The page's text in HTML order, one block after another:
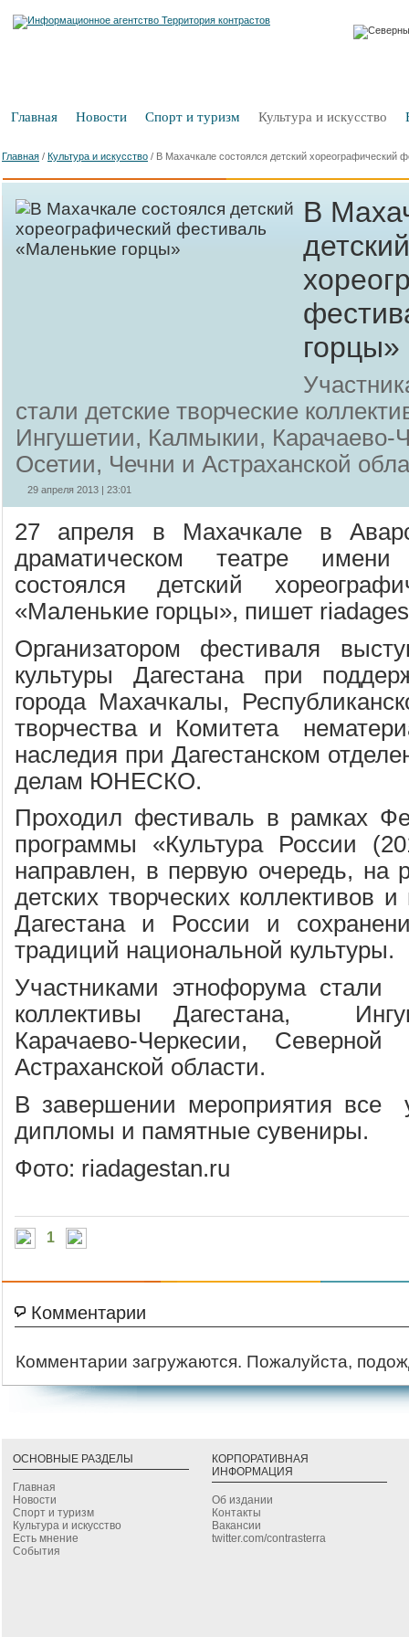
Главная Новости Спорт и туризм Культура и искусство
Главная / Культура и искусство / В Махачкале состоялся детский хореографический
В
детский
горцы»
стали детские творческие
Ингушетии, Калмыкии, Карачаево-
Осетии, Чечни и Астраханской
29 апреля 2013 | 23:01
27 апреля в Махачкале в
драматическом театре
состоялся детский
«Маленькие горцы», пишет
Организатором фестиваля
культуры Дагестана при
города Махачкалы,
творчества и Комитета
наследия при Дагестанском
делам ЮНЕСКО.
Проходил фестиваль в рамках
программы «Культура России
направлен, в первую очередь, на
детских творческих коллективов
Дагестана и России и
традиций национальной культуры.
Участниками этнофорума стали
коллективы Дагестана,
Карачаево-Черкесии,
Астраханской области.
В завершении мероприятия все
дипломы и памятные сувениры.
Фото: riadagestan.ru
1
Комментарии
Комментарии загружаются. Пожалуйста,
ОСНОВНЫЕ РАЗДЕЛЫ
Главная
Новости
Спорт и туризм
Культура и искусство
Есть мнение
События
КОРПОРАТИВНАЯ
ИНФОРМАЦИЯ
Об издании
Контакты
Вакансии
twitter.com/contrasterra